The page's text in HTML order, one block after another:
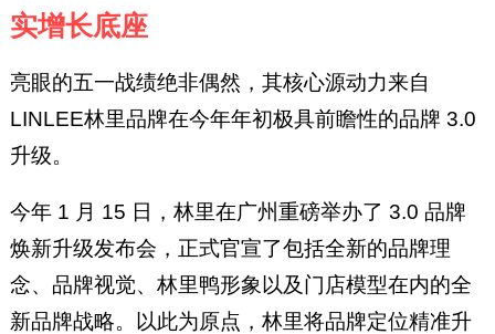
实增长底座
亮眼的五一战绩绝非偶然，其核心源动力来自
LINLEE林里品牌在今年年初极具前瞻性的品牌 3.0
升级。
今年 1 月 15 日，林里在广州重磅举办了 3.0 品牌
焕新升级发布会，正式官宣了包括全新的品牌理
念、品牌视觉、林里鸭形象以及门店模型在内的全
新品牌战略。以此为原点，林里将品牌定位精准升